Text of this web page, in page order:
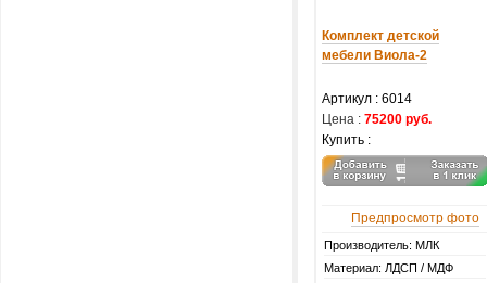
Комплект детской
мебели Виола-2
Артикул : 6014
Цена : 75200 руб.
Купить :
Предпросмотр фото
Производитель: МЛК
Материал: ЛДСП / МДФ